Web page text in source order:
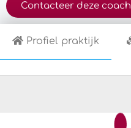
Contacteer deze coach
Profiel praktijk